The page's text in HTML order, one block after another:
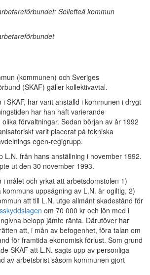
Sollefteå kommun
(kommunen) och Sveriges
(SKAF) gäller kollektivavtal.
i SKAF, har varit anställd i kommunen i drygt
har han haft varierande
förvaltningar. Sedan början av år 1992
varit placerat på tekniska
egen-regigrupp.
L.N. från hans anställning i november 1992.
ut den 30 november 1993.
i målet och yrkat att arbetsdomstolen 1)
uppsägning av L.N. är ogiltig, 2)
att till L.N. utge allmänt skadestånd för
om 70 000 kr och lön med i
belopp jämte ränta. Därutöver har
att, i mån av befogenhet, föra talan om
för framtida ekonomisk förlust. Som grund
SKAF att L.N. sagts upp av personliga
av arbetsbrist såsom kommunen gjort